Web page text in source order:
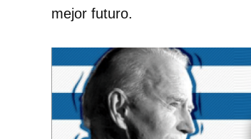
mejor futuro.